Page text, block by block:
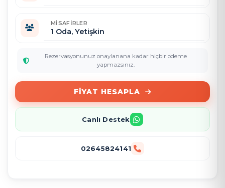
MISAFIRLER
1 Oda, Yetişkin
Rezervasyonunuz onaylanana kadar hiçbir ödeme
yapmazsınız.
FIYAT HESAPLA
Canlı Destek
02645824141